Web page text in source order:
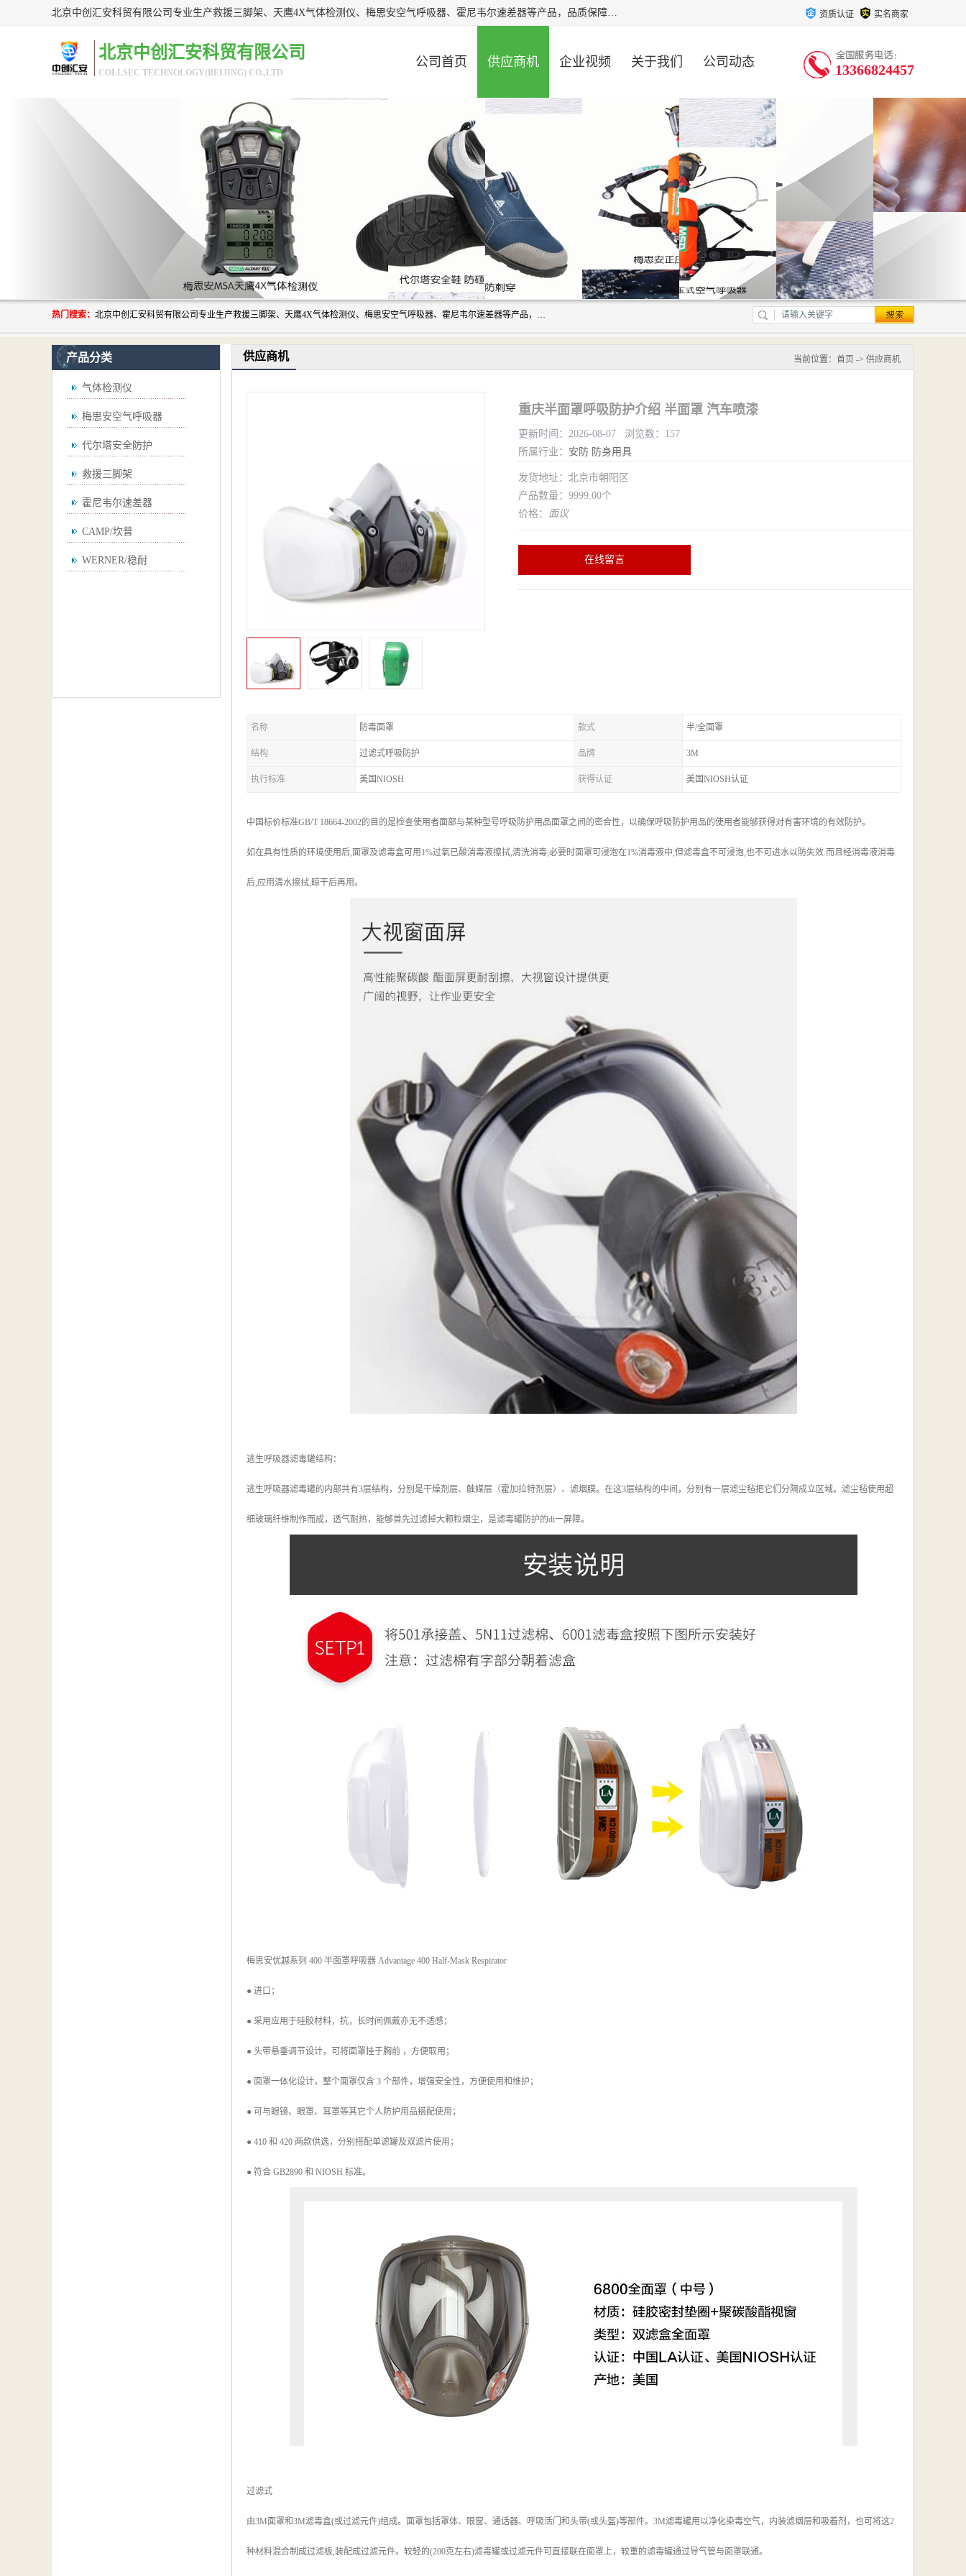
北京中创汇安科贸有限公司专业生产救援三脚架、天鹰4X气体检测仪、梅思安空气呼吸器、霍尼韦尔速差器等产品，品质保障，价格合理，欢迎在线致电咨询。 资质认证 实名商家
北京中创汇安科贸有限公司
COLLSEC TECHNOLOGY(BEIJING) CO.,LTD
公司首页 供应商机 企业视频 关于我们 公司动态 13366824457
热门搜索： 北京中创汇安科贸有限公司专业生产救援三脚架、天鹰4X气体检测仪、梅思安空气呼吸器、霍尼韦尔速差器等产品，品质保障，价格合理，欢迎在线致电咨询。
产品分类
气体检测仪
梅思安空气呼吸器
代尔塔安全防护
救援三脚架
霍尼韦尔速差器
CAMP/坎普
WERNER/稳耐
供应商机 当前位置： 首页 -> 供应商机
重庆半面罩呼吸防护介绍 半面罩 汽车喷漆
更新时间：2026-08-07 浏览数：157
所属行业： 安防 防身用具
发货地址：北京市朝阳区
产品数量：9999.00个
价格： 面议
在线留言
名称 防毒面罩 款式 半/全面罩
结构 过滤式呼吸防护 品牌 3M
执行标准 美国NIOSH 获得认证 美国NIOSH认证
中国标价标准GB/T 18664-2002的目的是检查使用者面部与某种型号呼吸防护用品面罩之间的密合性，以确保呼吸防护用品的使用者能够获得对有害环境的有效防护。
如在具有性质的环境使用后,面罩及滤毒盒可用1%过氧已酸消毒液擦拭,清洗消毒,必要时面罩可浸泡在1%消毒液中,但滤毒盒不可浸泡,也不可进水以防失效.而且经消毒液消毒
后,应用清水擦拭,晾干后再用。
逃生呼吸器滤毒罐结构：
逃生呼吸器滤毒罐的内部共有3层结构，分别是干燥剂层、触媒层（霍加拉特剂层）、滤烟膜。在这3层结构的中间，分别有一层滤尘毡把它们分隔成立区域。滤尘毡使用超
细玻璃纤维制作而成，透气耐热，能够首先过滤掉大颗粒烟尘，是滤毒罐防护的di一屏障。
梅思安优越系列 400 半面罩呼吸器 Advantage 400 Half-Mask Respirator
● 进口；
● 采用应用于硅胶材料，抗，长时间佩戴亦无不适感；
● 头带悬垂调节设计，可将面罩挂于胸前 ，方便取用；
● 面罩一体化设计，整个面罩仅含 3 个部件，增强安全性，方便使用和维护；
● 可与眼镜、眼罩、耳罩等其它个人防护用品搭配使用；
● 410 和 420 两款供选，分别搭配单滤罐及双滤片使用；
● 符合 GB2890 和 NIOSH 标准。
过滤式
由3M面罩和3M滤毒盒(或过滤元件)组成。面罩包括罩体、眼窗、通话器、呼吸活门和头带(或头盔)等部件。3M滤毒罐用以净化染毒空气，内装滤烟层和吸着剂，也可将这2
种材料混合制成过滤板,装配成过滤元件。较轻的(200克左右)滤毒罐或过滤元件可直接联在面罩上，较重的滤毒罐通过导气管与面罩联通。